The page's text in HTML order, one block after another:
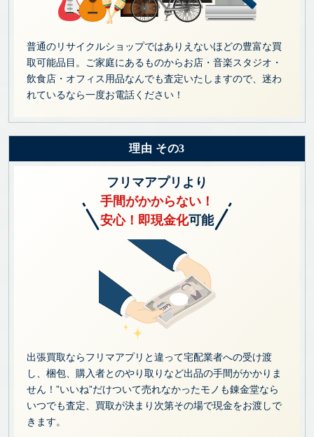
普通のリサイクルショップではありえないほどの豊富な買
取可能品目。ご家庭にあるものからお店・音楽スタジオ・
飲食店・オフィス用品なんでも査定いたしますので、迷わ
れているなら一度お電話ください！
理由 その3
フリマアプリより
手間がかからない！
安心！即現金化可能
出張買取ならフリマアプリと違って宅配業者への受け渡
し、梱包、購入者とのやり取りなど出品の手間がかかりま
せん！”いいね”だけついて売れなかったモノも錬金堂なら
いつでも査定、買取が決まり次第その場で現金をお渡しで
きます。